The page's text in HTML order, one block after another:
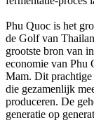
Phu Quoc is het
de Golf van
grootste bron van
economie van Phu
Mam. Dit
die gezamenlijk
produceren. De
generatie op